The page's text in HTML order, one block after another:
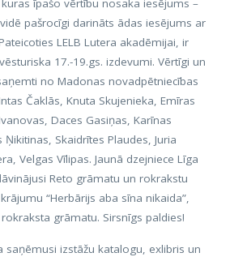
īpašo vērtību nosaka iesējums –
pašrocīgi darināts ādas iesējums ar
LELB Lutera akadēmijai, ir
17.-19.gs. izdevumi. Vērtīgi un
no Madonas novadpētniecības
Čaklās, Knuta Skujenieka, Emīras
Daces Gasiņas, Karīnas
Skaidrītes Plaudes, Juria
Velgas Vīlipas. Jaunā dzejniece Līga
Reto grāmatu un rokrakstu
“Herbārijs aba sīna nikaida”,
grāmatu. Sirsnīgs paldies!
saņēmusi izstāžu katalogu, exlibris un